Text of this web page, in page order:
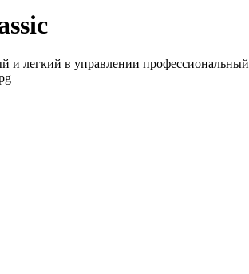
и легкий в управлении